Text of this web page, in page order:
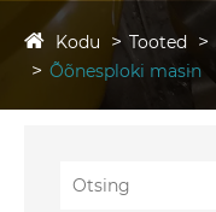
Kodu Tooted
Õõnesploki masin